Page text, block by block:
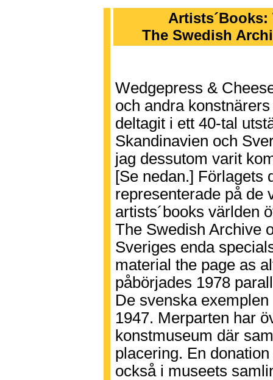
Artists´Books:
The Swedish
Wedgepress &
och andra
deltagit i ett 40-tal
Skandinavien och
jag dessutom varit
[Se nedan.] Förlagets
representerade på de
artists´books världen
The Swedish Archive
Sveriges enda
material the page as
påbörjades 1978
De svenska
1947. Merparten har
konstmuseum där
placering. En
också i museets